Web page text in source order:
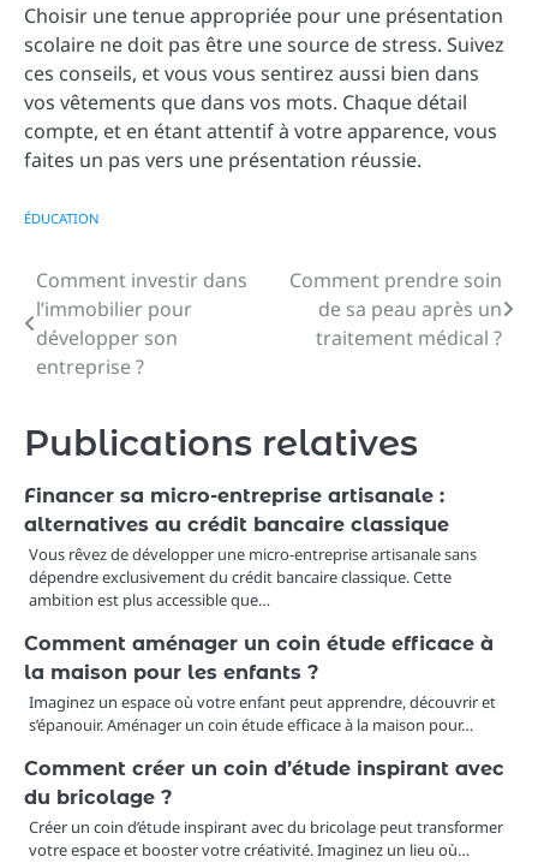
Choisir une tenue appropriée pour une présentation
scolaire ne doit pas être une source de stress. Suivez
ces conseils, et vous vous sentirez aussi bien dans
vos vêtements que dans vos mots. Chaque détail
compte, et en étant attentif à votre apparence, vous
faites un pas vers une présentation réussie.
ÉDUCATION
Navigation
de
l’article
Comment investir dans
l’immobilier pour
développer son
entreprise ?
Comment prendre soin
de sa peau après un
traitement médical ?
Publications relatives
Financer sa micro-entreprise artisanale :
alternatives au crédit bancaire classique
Vous rêvez de développer une micro-entreprise artisanale sans
dépendre exclusivement du crédit bancaire classique. Cette
ambition est plus accessible que…
Comment aménager un coin étude efficace à
la maison pour les enfants ?
Imaginez un espace où votre enfant peut apprendre, découvrir et
s’épanouir. Aménager un coin étude efficace à la maison pour…
Comment créer un coin d’étude inspirant avec
du bricolage ?
Créer un coin d’étude inspirant avec du bricolage peut transformer
votre espace et booster votre créativité. Imaginez un lieu où…